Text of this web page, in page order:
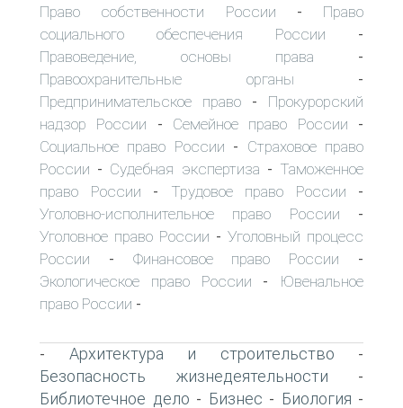
Право собственности России - Право
социального обеспечения России -
Правоведение, основы права -
Правоохранительные органы -
Предпринимательское право - Прокурорский
надзор России - Семейное право России -
Социальное право России - Страховое право
России - Судебная экспертиза - Таможенное
право России - Трудовое право России -
Уголовно-исполнительное право России -
Уголовное право России - Уголовный процесс
России - Финансовое право России -
Экологическое право России -
Ювенальное
право России -
- Архитектура и строительство -
Безопасность жизнедеятельности -
Библиотечное дело - Бизнес - Биология -